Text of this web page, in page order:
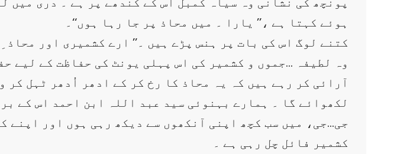
ہوئے کہتا ہے ،’’ یارا ۔ میں محاذ پر جا رہا ہوں‘‘۔
کتنے لوگ اس کی بات پر ہنس پڑے ہیں ۔’’ ارے کشمیری اور
وہ لطیفہ …جموں و کشمیر کی اس پہلی یونٹ کی حفاظت کے لیے
آرائی کر رہے ہیں کہ یہ محاذ کا رخ کر کے ادھر اُدھر ٹہل
لکھوائے گا ۔ ہمارے بہنوئی سید عبد اللہ ابن احمد اس کے
جی…جی، میں سب کچھ اپنی آنکھوں سے دیکھ رہی ہوں اور اپنے
کشمیر فائل چل رہی ہے ۔